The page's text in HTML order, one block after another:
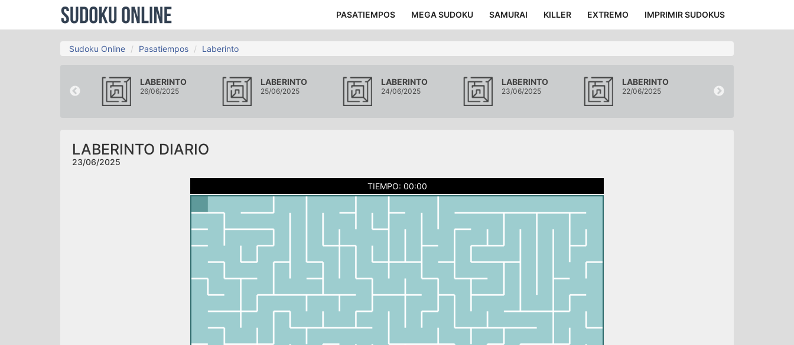
PASATIEMPOS MEGA SUDOKU SAMURAI KILLER EXTREMO IMPRIMIR SUDOKUS
Sudoku Online Pasatiempos Laberinto
LABERINTO
26/06/2025
LABERINTO
25/06/2025
LABERINTO
24/06/2025
LABERINTO
23/06/2025
LABERINTO
22/06/2025
LABERINTO DIARIO
23/06/2025
TIEMPO: 00:00